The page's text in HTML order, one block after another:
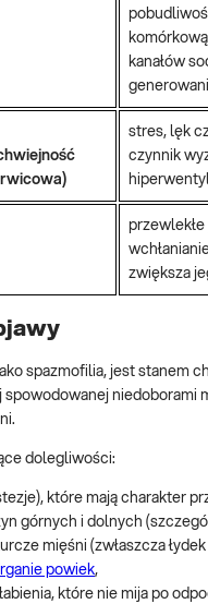
kanałów
stres, lęk
czynnik
zwiększa
spazmofilia, jest
niedoborami
dolegliwości:
które mają charakter
górnych i dolnych
mięśni (zwłaszcza
powiek,
które nie mija po